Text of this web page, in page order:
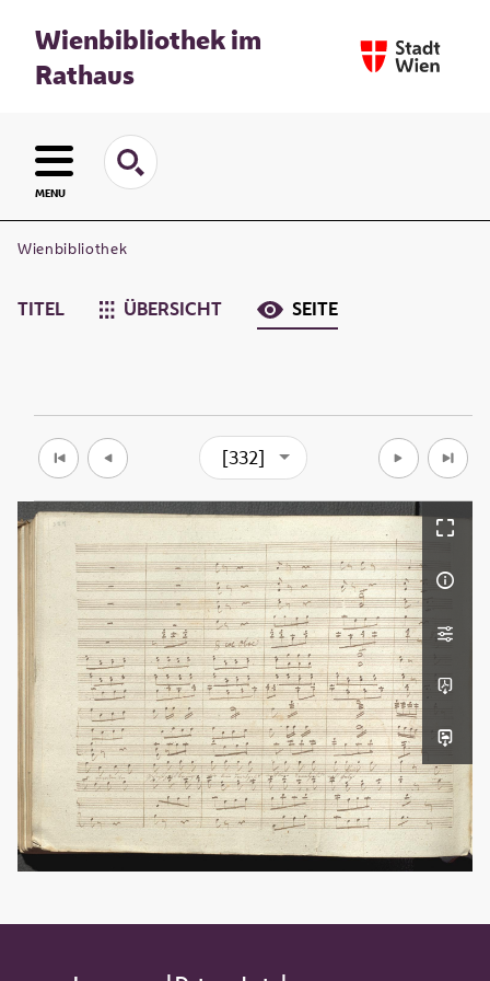
Wienbibliothek im
Rathaus
MENU
Wienbibliothek
TITEL ÜBERSICHT SEITE
[332]